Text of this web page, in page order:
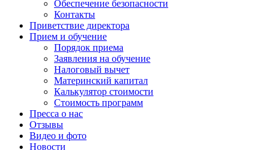
Обеспечение безопасности
Контакты
Приветствие директора
Прием и обучение
Порядок приема
Заявления на обучение
Налоговый вычет
Материнский капитал
Калькулятор стоимости
Стоимость программ
Пресса о нас
Отзывы
Видео и фото
Новости